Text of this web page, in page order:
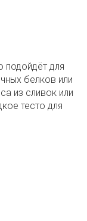
для
белков или
из сливок или
тесто для